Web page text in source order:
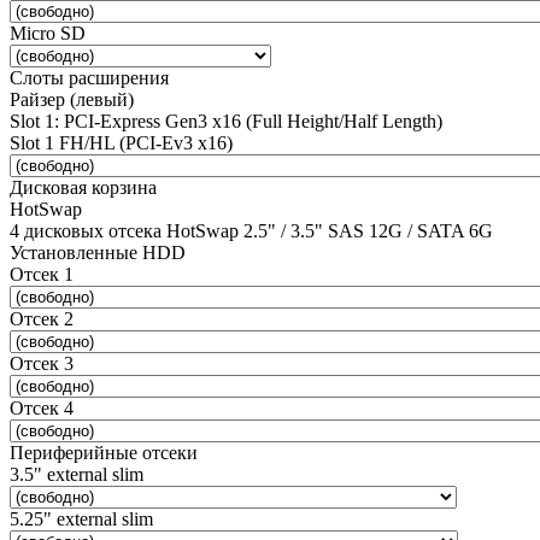
Micro SD
Слоты расширения
Райзер (левый)
Slot 1: PCI-Express Gen3 x16 (Full Height/Half Length)
Slot 1 FH/HL (PCI-Ev3 x16)
Дисковая корзина
HotSwap
4 дисковых отсека HotSwap 2.5" / 3.5" SAS 12G / SATA 6G
Установленные HDD
Отсек 1
Отсек 2
Отсек 3
Отсек 4
Периферийные отсеки
3.5" external slim
5.25" external slim